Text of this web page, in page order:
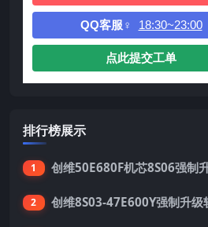
QQ客服♀ 18:30~23:00
点此提交工单
排行榜展示
1 创维50E680F机芯8S06强制
2 创维8S03-47E600Y强制升级